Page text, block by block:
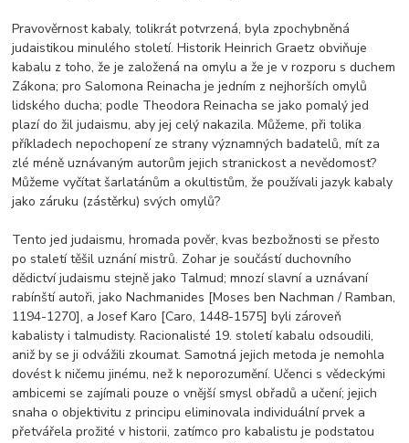
Pravověrnost kabaly, tolikrát potvrzená, byla zpochybněná
judaistikou minulého století. Historik Heinrich Graetz obviňuje
kabalu z toho, že je založená na omylu a že je v rozporu s duchem
Zákona; pro Salomona Reinacha je jedním z nejhorších omylů
lidského ducha; podle Theodora Reinacha se jako pomalý jed
plazí do žil judaismu, aby jej celý nakazila. Můžeme, při tolika
příkladech nepochopení ze strany významných badatelů, mít za
zlé méně uznávaným autorům jejich stranickost a nevědomost?
Můžeme vyčítat šarlatánům a okultistům, že používali jazyk kabaly
jako záruku (zástěrku) svých omylů?
Tento jed judaismu, hromada pověr, kvas bezbožnosti se přesto
po staletí těšil uznání mistrů. Zohar je součástí duchovního
dědictví judaismu stejně jako Talmud; mnozí slavní a uznávaní
rabínští autoři, jako Nachmanides [Moses ben Nachman / Ramban,
1194-1270], a Josef Karo [Caro, 1448-1575] byli zároveň
kabalisty i talmudisty. Racionalisté 19. století kabalu odsoudili,
aniž by se ji odvážili zkoumat. Samotná jejich metoda je nemohla
dovést k ničemu jinému, než k neporozumění. Učenci s vědeckými
ambicemi se zajímali pouze o vnější smysl obřadů a učení; jejich
snaha o objektivitu z principu eliminovala individuální prvek a
přetvářela prožité v historii, zatímco pro kabalistu je podstatou